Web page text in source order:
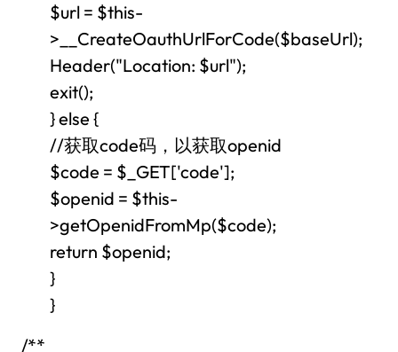
$url = $this-
>__CreateOauthUrlForCode($baseUrl);
Header("Location: $url");
exit();
} else {
//获取code码，以获取openid
$code = $_GET['code'];
$openid = $this-
>getOpenidFromMp($code);
return $openid;
}
}
/**